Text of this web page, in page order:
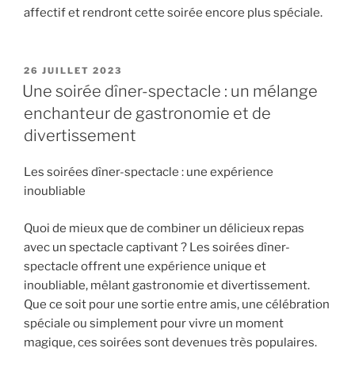
affectif et rendront cette soirée encore plus spéciale.
PUBLIÉ
LE
26 JUILLET 2023
Une soirée dîner-spectacle : un mélange
enchanteur de gastronomie et de
divertissement
Les soirées dîner-spectacle : une expérience
inoubliable
Quoi de mieux que de combiner un délicieux repas
avec un spectacle captivant ? Les soirées dîner-
spectacle offrent une expérience unique et
inoubliable, mêlant gastronomie et divertissement.
Que ce soit pour une sortie entre amis, une célébration
spéciale ou simplement pour vivre un moment
magique, ces soirées sont devenues très populaires.